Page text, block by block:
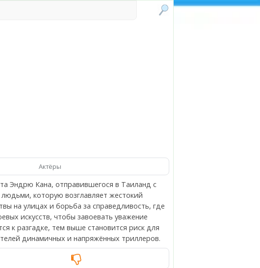
Актёры
Эндрю Кана, отправившегося в Таиланд с
которую возглавляет жестокий
на улицах и борьба за справедливость, где
искусств, чтобы завоевать уважение
к разгадке, тем выше становится риск для
динамичных и напряжённых триллеров.